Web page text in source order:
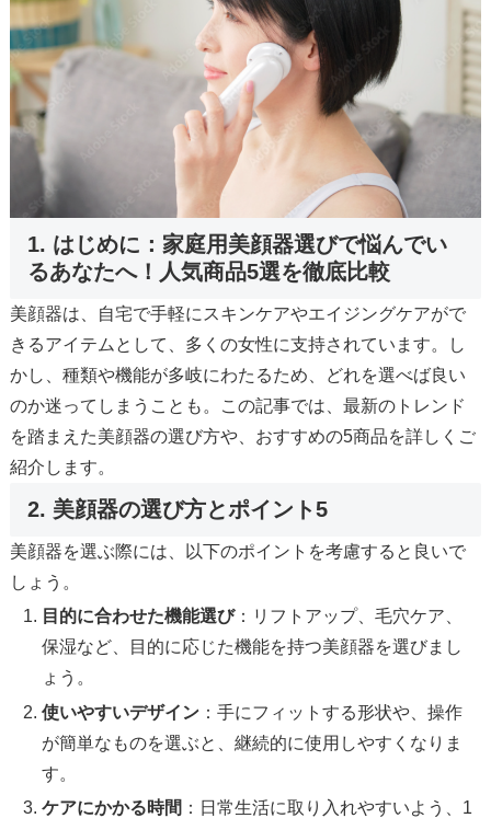
1. はじめに：家庭用美顔器選びで悩んでい
るあなたへ！人気商品5選を徹底比較
美顔器は、自宅で手軽にスキンケアやエイジングケアがで
きるアイテムとして、多くの女性に支持されています。し
かし、種類や機能が多岐にわたるため、どれを選べば良い
のか迷ってしまうことも。この記事では、最新のトレンド
を踏まえた美顔器の選び方や、おすすめの5商品を詳しくご
紹介します。
2. 美顔器の選び方とポイント5
美顔器を選ぶ際には、以下のポイントを考慮すると良いで
しょう。
目的に合わせた機能選び：リフトアップ、毛穴ケア、
保湿など、目的に応じた機能を持つ美顔器を選びまし
ょう。
使いやすいデザイン ：手にフィットする形状や、操作
が簡単なものを選ぶと、継続的に使用しやすくなりま
す。
ケアにかかる時間 ：日常生活に取り入れやすいよう、1